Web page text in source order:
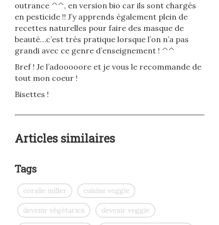
outrance ^^, en version bio car ils sont chargés
en pesticide !! J’y apprends également plein de
recettes naturelles pour faire des masque de
beauté…c’est très pratique lorsque l’on n’a pas
grandi avec ce genre d’enseignement ! ^^
Bref ! Je l’adooooore et je vous le recommande de
tout mon coeur !
Bisettes !
Articles similaires
Tags
coralie miller cuisine veggie
devenir végétarien devenir veggie